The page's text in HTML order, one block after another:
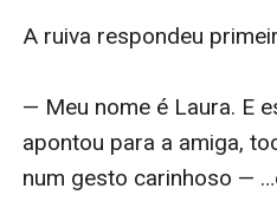
A ruiva respondeu
— Meu nome é Laura. E
apontou para a amiga,
num gesto carinhoso —